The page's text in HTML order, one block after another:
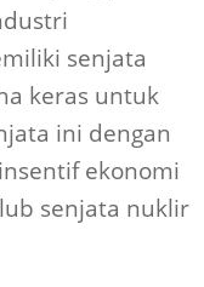
senjata
keras untuk
ini dengan
ekonomi
senjata nuklir